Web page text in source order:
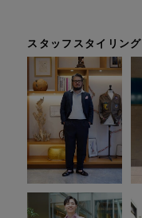
スタッフスタイリング